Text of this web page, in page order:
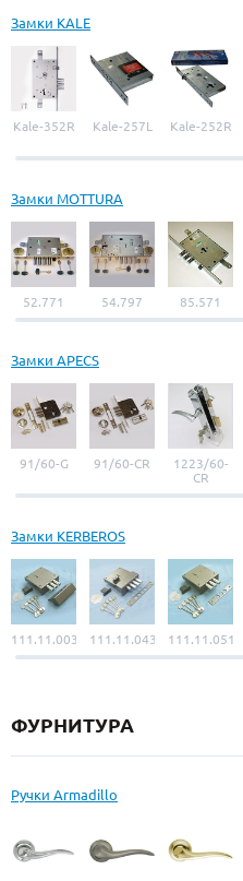
Замки KALE
Kale-352R Kale-257L Kale-252R
Замки MOTTURA
52.771 54.797 85.571
Замки APECS
91/60-G 91/60-CR
1223/60-
CR
Замки KERBEROS
111.11.003 111.11.043 111.11.051
ФУРНИТУРА
Ручки Armadillo